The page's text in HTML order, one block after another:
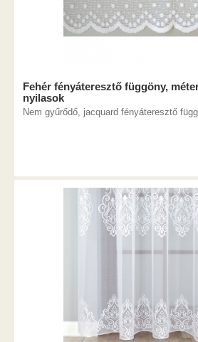
Fehér fényáteresztő függöny,
nyilasok
Nem gyűrődő, jacquard fényáteresztő